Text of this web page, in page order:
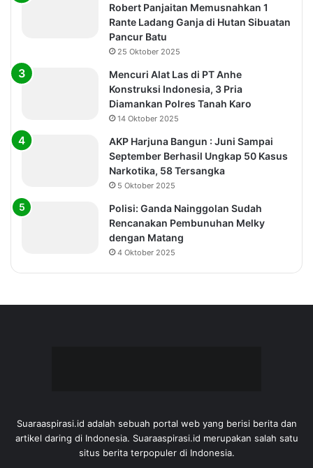
Robert Panjaitan Memusnahkan 1
Rante Ladang Ganja di Hutan Sibuatan
Pancur Batu
25 Oktober 2025
Mencuri Alat Las di PT Anhe
Konstruksi Indonesia, 3 Pria
Diamankan Polres Tanah Karo
14 Oktober 2025
AKP Harjuna Bangun : Juni Sampai
September Berhasil Ungkap 50 Kasus
Narkotika, 58 Tersangka
5 Oktober 2025
Polisi: Ganda Nainggolan Sudah
Rencanakan Pembunuhan Melky
dengan Matang
4 Oktober 2025
Suaraaspirasi.id adalah sebuah portal web yang berisi berita dan
artikel daring di Indonesia. Suaraaspirasi.id merupakan salah satu
situs berita terpopuler di Indonesia.